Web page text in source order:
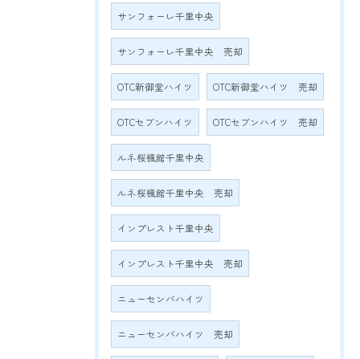
サンフォーレ千里中央
サンフォーレ千里中央 売却
OTC新御堂ハイツ OTC新御堂ハイツ 売却
OTCセブンハイツ OTCセブンハイツ 売却
ルネ桜楓館千里中央
ルネ桜楓館千里中央 売却
インプレスト千里中央
インプレスト千里中央 売却
ニューセンバハイツ
ニューセンバハイツ 売却